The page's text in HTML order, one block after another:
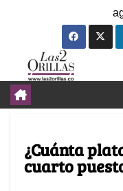
¿Cuánta
cuarto